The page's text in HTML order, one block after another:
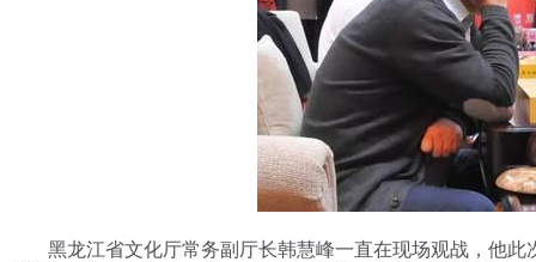
黑龙江省文化厅常务副厅长韩慧峰一直在现场观战，他此